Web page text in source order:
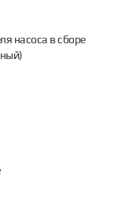
насоса в сборе